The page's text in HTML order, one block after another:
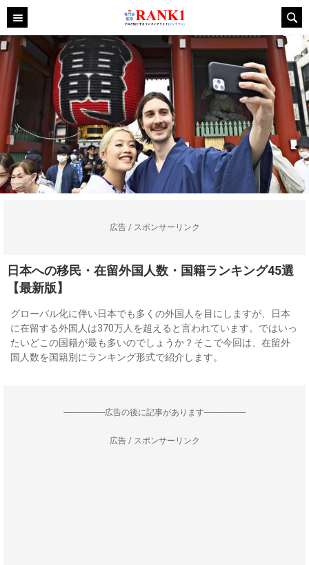
広告 / スポンサーリンク
日本への移民・在留外国人数・国籍ランキング45選
【最新版】
グローバル化に伴い日本でも多くの外国人を目にしますが、日本
に在留する外国人は370万人を超えると言われています。ではいっ
たいどこの国籍が最も多いのでしょうか？そこで今回は、在留外
国人数を国籍別にランキング形式で紹介します。
--------------------広告の後に記事があります--------------------
広告 / スポンサーリンク